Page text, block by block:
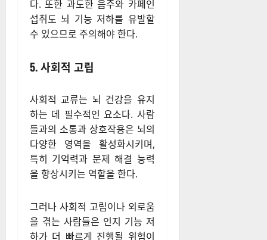
하고 염증을 증가시켜 인지 기
능을 저하시킬 수 있다.
반대로 항산화 성분이 풍부한
한 생선, 견과류 등의 식품은 뇌
건강을 보호하는 데 도움이 된
다. 또한 과도한 음주와 카페인
섭취도 뇌 기능 저하를 유발할
수 있으므로 주의해야 한다.
사회적 교류는 뇌 건강을 유지
하는 데 필수적인 요소다. 사람